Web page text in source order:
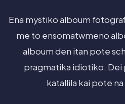
Ena mystiko alboum
me to ensomatwmeno
alboum den itan pote
pragmatika idiotiko. Dei
katallila kai pote